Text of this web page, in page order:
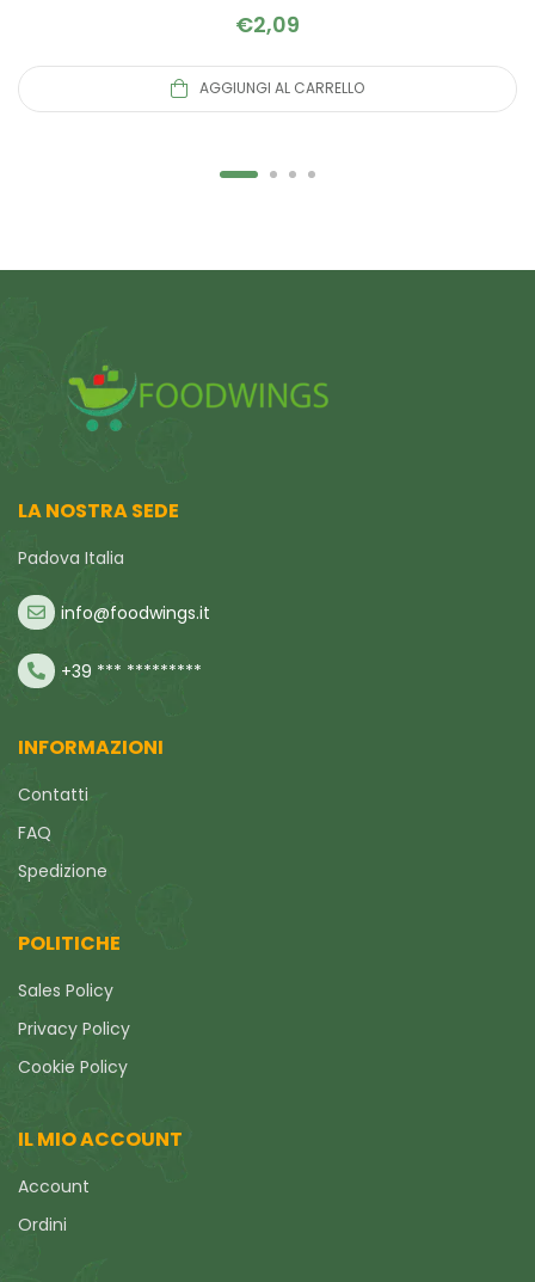
€2,09
AGGIUNGI AL CARRELLO
LA NOSTRA SEDE
Padova Italia
info@foodwings.it
+39 *** *********
INFORMAZIONI
Contatti
FAQ
Spedizione
POLITICHE
Sales Policy
Privacy Policy
Cookie Policy
IL MIO ACCOUNT
Account
Ordini